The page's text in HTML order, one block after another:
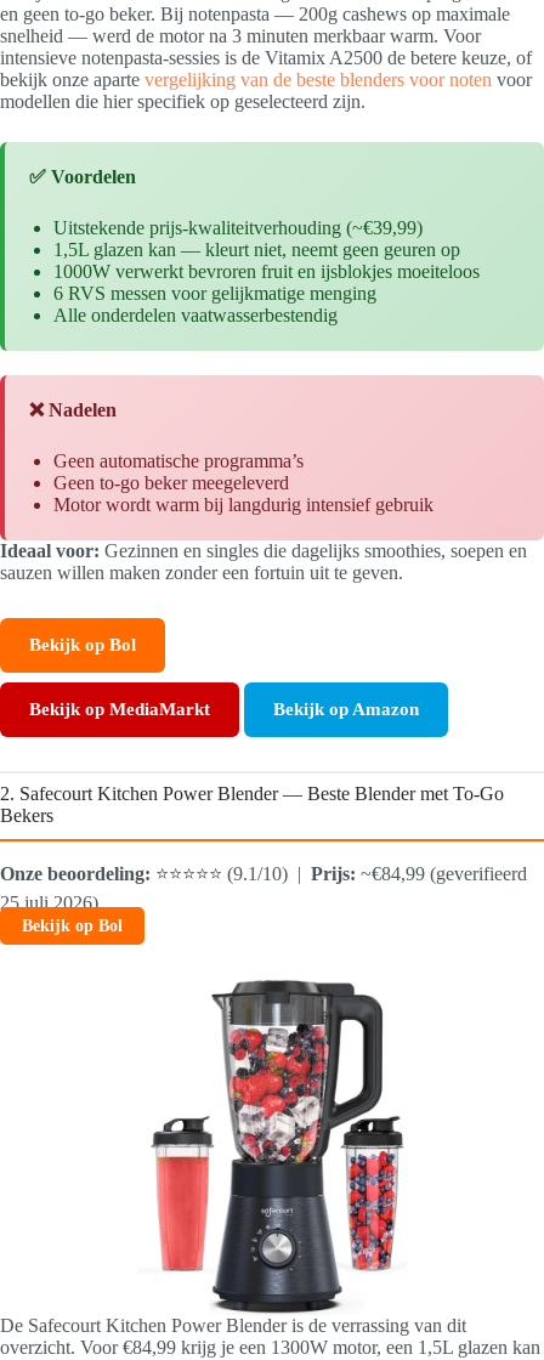
en geen to-go beker. Bij notenpasta — 200g cashews op maximale
snelheid — werd de motor na 3 minuten merkbaar warm. Voor
intensieve notenpasta-sessies is de Vitamix A2500 de betere keuze, of
bekijk onze aparte vergelijking van de beste blenders voor noten voor
modellen die hier specifiek op geselecteerd zijn.
✅ Voordelen
Uitstekende prijs-kwaliteitverhouding (~€39,99)
1,5L glazen kan — kleurt niet, neemt geen geuren op
1000W verwerkt bevroren fruit en ijsblokjes moeiteloos
6 RVS messen voor gelijkmatige menging
Alle onderdelen vaatwasserbestendig
❌ Nadelen
Geen automatische programma’s
Geen to-go beker meegeleverd
Motor wordt warm bij langdurig intensief gebruik
Ideaal voor: Gezinnen en singles die dagelijks smoothies, soepen en
sauzen willen maken zonder een fortuin uit te geven.
Bekijk op Bol
Bekijk op MediaMarkt Bekijk op Amazon
2. Safecourt Kitchen Power Blender — Beste Blender met To-Go
Bekers
Onze beoordeling: ⭐⭐⭐⭐⭐ (9.1/10) | Prijs: ~€84,99 (geverifieerd
25 juli 2026)
Bekijk op Bol
De Safecourt Kitchen Power Blender is de verrassing van dit
overzicht. Voor €84,99 krijg je een 1300W motor, een 1,5L glazen kan